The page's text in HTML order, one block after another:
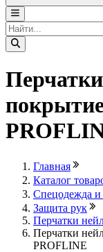
Главная
Каталог
Спецодежда
Защита рук
Перчатки
Перчатки
PROFLINE